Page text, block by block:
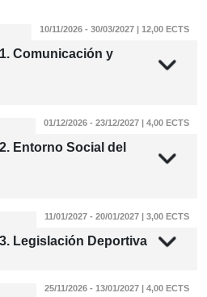
Comunicación y
10/11/2026 - 30/03/2027 | 12,00 ECTS
Entorno Social del
01/12/2026 - 23/12/2027 | 4,00 ECTS
Legislación Deportiva
11/01/2027 - 20/01/2027 | 3,00 ECTS
25/11/2026 - 13/01/2027 | 4,00 ECTS